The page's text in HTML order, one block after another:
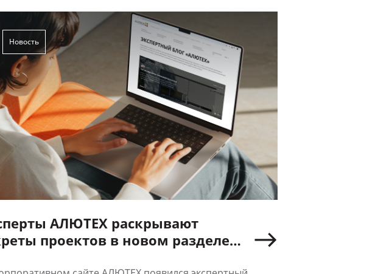
Новость
АЛЮТЕХ раскрывают
проектов в новом разделе